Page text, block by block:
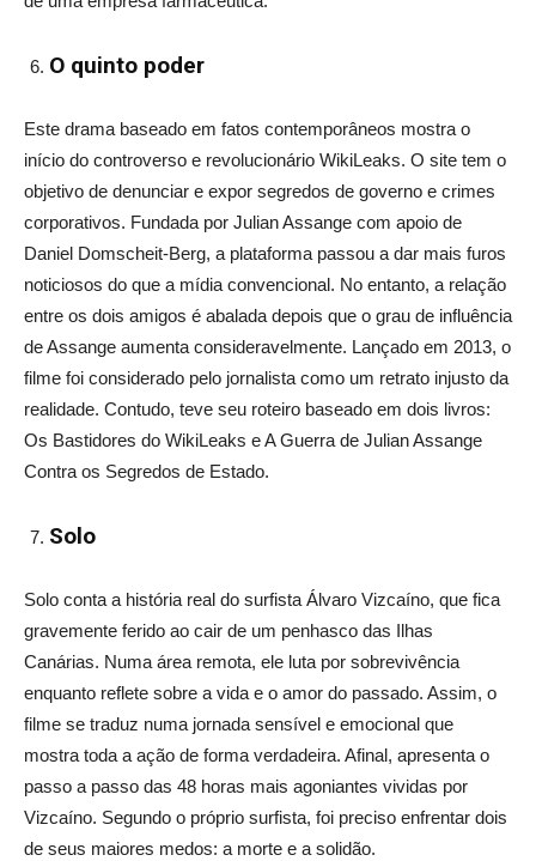
O quinto poder
Este drama baseado em fatos contemporâneos mostra o
início do controverso e revolucionário WikiLeaks. O site tem o
objetivo de denunciar e expor segredos de governo e crimes
corporativos. Fundada por Julian Assange com apoio de
Daniel Domscheit-Berg, a plataforma passou a dar mais furos
noticiosos do que a mídia convencional. No entanto, a relação
entre os dois amigos é abalada depois que o grau de influência
de Assange aumenta consideravelmente. Lançado em 2013, o
filme foi considerado pelo jornalista como um retrato injusto da
realidade. Contudo, teve seu roteiro baseado em dois livros:
Os Bastidores do WikiLeaks e A Guerra de Julian Assange
Contra os Segredos de Estado.
Solo
Solo conta a história real do surfista Álvaro Vizcaíno, que fica
gravemente ferido ao cair de um penhasco das Ilhas
Canárias. Numa área remota, ele luta por sobrevivência
enquanto reflete sobre a vida e o amor do passado. Assim, o
filme se traduz numa jornada sensível e emocional que
mostra toda a ação de forma verdadeira. Afinal, apresenta o
passo a passo das 48 horas mais agoniantes vividas por
Vizcaíno. Segundo o próprio surfista, foi preciso enfrentar dois
de seus maiores medos: a morte e a solidão.